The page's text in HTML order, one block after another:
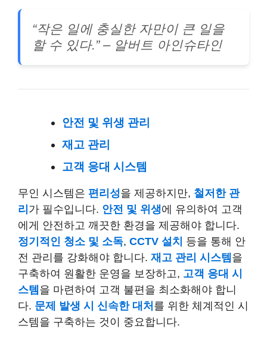
“작은 일에 충실한 자만이 큰 일을
할 수 있다.” – 알버트 아인슈타인
안전 및 위생 관리
재고 관리
고객 응대 시스템
무인 시스템은 편리성을 제공하지만, 철저한 관
리 가 필수입니다. 안전 및 위생에 유의하여 고객
에게 안전하고 깨끗한 환경을 제공해야 합니다.
정기적인 청소 및 소독, CCTV 설치 등을 통해 안
전 관리를 강화해야 합니다. 재고 관리 시스템 을
구축하여 원활한 운영을 보장하고, 고객 응대 시
스템 을 마련하여 고객 불편을 최소화해야 합니
다. 문제 발생 시 신속한 대처 를 위한 체계적인 시
스템을 구축하는 것이 중요합니다.